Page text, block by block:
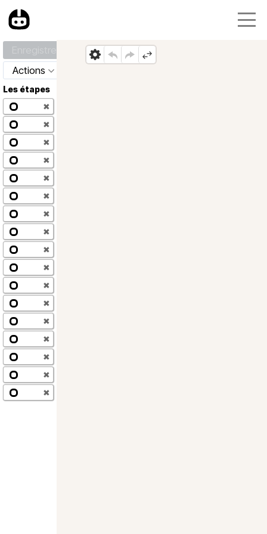
Actions
Les étapes
✖
✖
✖
✖
✖
✖
✖
✖
✖
✖
✖
✖
✖
✖
✖
✖
✖